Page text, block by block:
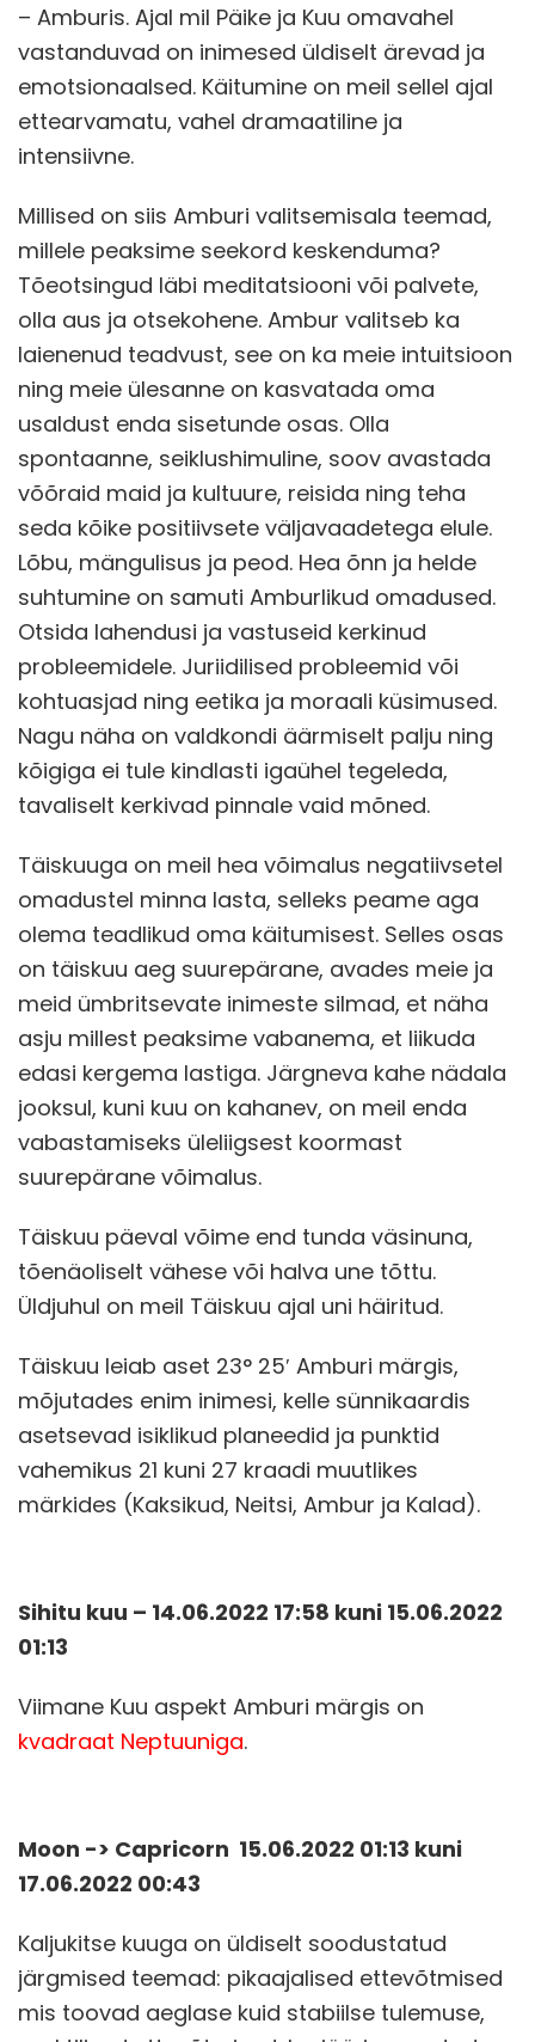
– Amburis. Ajal mil Päike ja Kuu omavahel
vastanduvad on inimesed üldiselt ärevad ja
emotsionaalsed. Käitumine on meil sellel ajal
ettearvamatu, vahel dramaatiline ja
intensiivne.
Millised on siis Amburi valitsemisala teemad,
millele peaksime seekord keskenduma?
Tõeotsingud läbi meditatsiooni või palvete,
olla aus ja otsekohene. Ambur valitseb ka
laienenud teadvust, see on ka meie intuitsioon
ning meie ülesanne on kasvatada oma
usaldust enda sisetunde osas. Olla
spontaanne, seiklushimuline, soov avastada
võõraid maid ja kultuure, reisida ning teha
seda kõike positiivsete väljavaadetega elule.
Lõbu, mängulisus ja peod. Hea õnn ja helde
suhtumine on samuti Amburlikud omadused.
Otsida lahendusi ja vastuseid kerkinud
probleemidele. Juriidilised probleemid või
kohtuasjad ning eetika ja moraali küsimused.
Nagu näha on valdkondi äärmiselt palju ning
kõigiga ei tule kindlasti igaühel tegeleda,
tavaliselt kerkivad pinnale vaid mõned.
Täiskuuga on meil hea võimalus negatiivsetel
omadustel minna lasta, selleks peame aga
olema teadlikud oma käitumisest. Selles osas
on täiskuu aeg suurepärane, avades meie ja
meid ümbritsevate inimeste silmad, et näha
asju millest peaksime vabanema, et liikuda
edasi kergema lastiga. Järgneva kahe nädala
jooksul, kuni kuu on kahanev, on meil enda
vabastamiseks üleliigsest koormast
suurepärane võimalus.
Täiskuu päeval võime end tunda väsinuna,
tõenäoliselt vähese või halva une tõttu.
Üldjuhul on meil Täiskuu ajal uni häiritud.
Täiskuu leiab aset 23° 25′ Amburi märgis,
mõjutades enim inimesi, kelle sünnikaardis
asetsevad isiklikud planeedid ja punktid
vahemikus 21 kuni 27 kraadi muutlikes
märkides (Kaksikud, Neitsi, Ambur ja Kalad).
Sihitu kuu – 14.06.2022 17:58 kuni 15.06.2022
01:13
Viimane Kuu aspekt Amburi märgis on
kvadraat Neptuuniga.
Moon -> Capricorn 15.06.2022 01:13 kuni
17.06.2022 00:43
Kaljukitse kuuga on üldiselt soodustatud
järgmised teemad: pikaajalised ettevõtmised
mis toovad aeglase kuid stabiilse tulemuse,